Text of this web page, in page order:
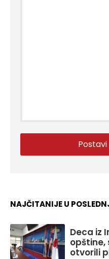
NAJČITANIJE U
Deca iz
opštine,
otvorili